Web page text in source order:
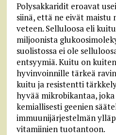
Polysakkaridit eroavat
siinä, että ne eivät maistu
veteen. Selluloosa eli
miljoonista
suolistossa ei ole
entsyymiä. Kuitu on
hyvinvoinnille tärkeä
kuitu ja resistentti
hyvää mikrobikantaa,
kemiallisesti geenien
immuunijärjestelmän
vitamiinien tuotantoon.